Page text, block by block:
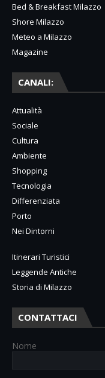
Bed & Breakfast Milazzo
Shore Milazzo
Meteo a Milazzo
Magazine
CANALI:
Attualità
Sociale
Cultura
Ambiente
Shopping
Tecnologia
Differenziata
Porto
Nei Dintorni
Itinerari Turistici
Leggende Antiche
Storia di Milazzo
CONTATTACI
Nome